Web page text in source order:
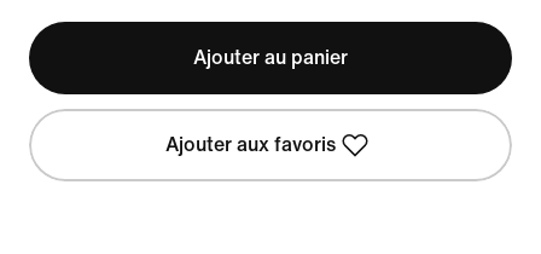
Ajouter au panier
Ajouter aux favoris